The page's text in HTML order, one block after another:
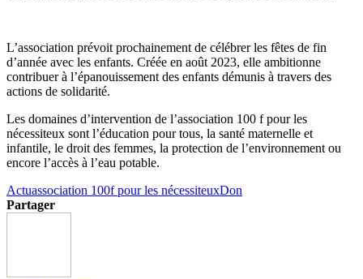
L’association prévoit prochainement de célébrer les fêtes de fin
d’année avec les enfants. Créée en août 2023, elle ambitionne
contribuer à l’épanouissement des enfants démunis à travers des
actions de solidarité.
Les domaines d’intervention de l’association 100 f pour les
nécessiteux sont l’éducation pour tous, la santé maternelle et
infantile, le droit des femmes, la protection de l’environnement ou
encore l’accès à l’eau potable.
Actuassociation 100f pour les nécessiteuxDon
Partager